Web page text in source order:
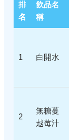
排
名
飲品名
稱
1 白開水
2
無糖蔓
越莓汁